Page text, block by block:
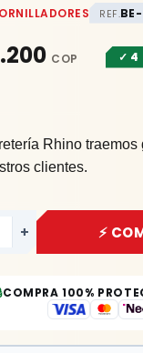
REF.
✓ 4
Rhino
clientes.
+ ⚡
COMPRA 100%